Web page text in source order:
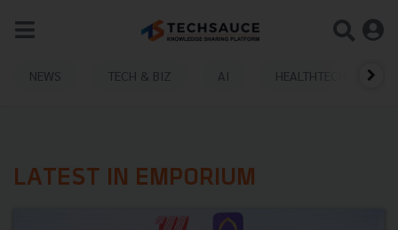
NEWS TECH & BIZ AI HEALTHTECH
LATEST IN EMPORIUM